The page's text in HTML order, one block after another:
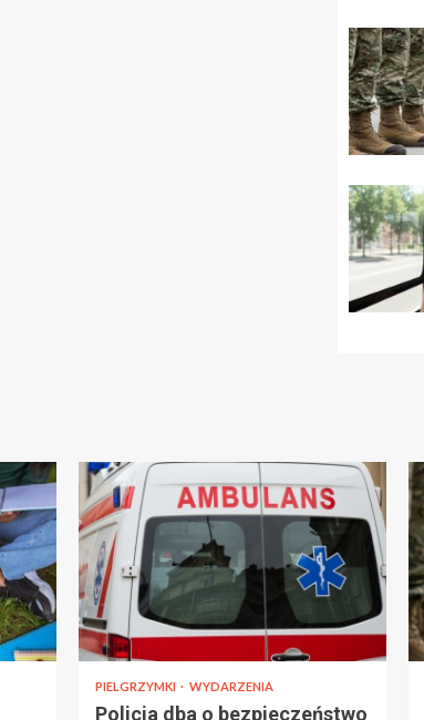
PIELGRZYMKI WYDARZENIA
Policja dba o bezpieczeństwo